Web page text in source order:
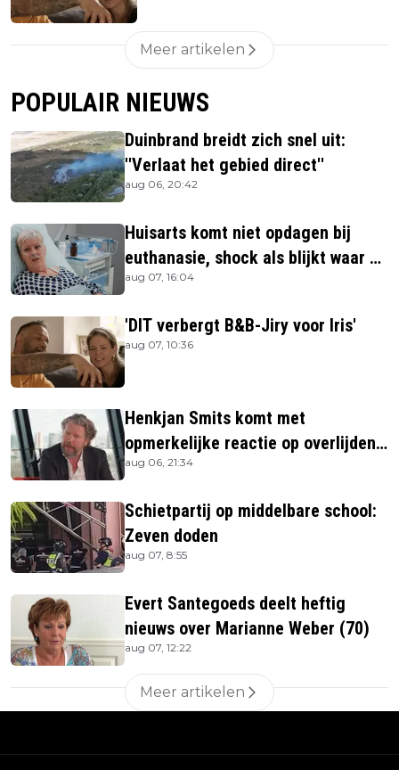
Meer artikelen
POPULAIR NIEUWS
Duinbrand breidt zich snel uit:
''Verlaat het gebied direct''
aug 06, 20:42
Huisarts komt niet opdagen bij
euthanasie, shock als blijkt waar ze
is
aug 07, 16:04
'DIT verbergt B&B-Jiry voor Iris'
aug 07, 10:36
Henkjan Smits komt met
opmerkelijke reactie op overlijden
Jerney Kaagman
aug 06, 21:34
Schietpartij op middelbare school:
Zeven doden
aug 07, 8:55
Evert Santegoeds deelt heftig
nieuws over Marianne Weber (70)
aug 07, 12:22
Meer artikelen